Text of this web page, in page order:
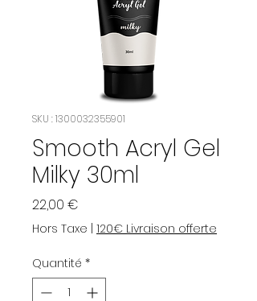
SKU : 1300032355901
Smooth Acryl Gel
Milky 30ml
22,00 €
Hors Taxe 120€ Livraison offerte
Quantité *